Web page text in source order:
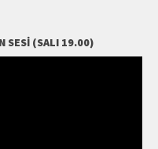
SESI (SALI 19.00)